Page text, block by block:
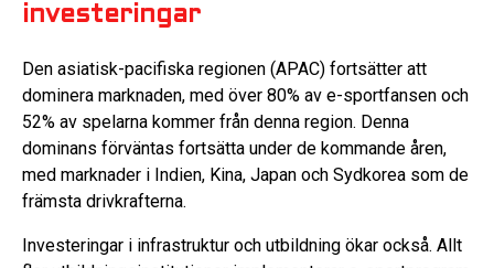
investeringar
Den asiatisk-pacifiska regionen (APAC) fortsätter att
dominera marknaden, med över 80% av e-sportfansen och
52% av spelarna kommer från denna region. Denna
dominans förväntas fortsätta under de kommande åren,
med marknader i Indien, Kina, Japan och Sydkorea som de
främsta drivkrafterna.
Investeringar i infrastruktur och utbildning ökar också. Allt